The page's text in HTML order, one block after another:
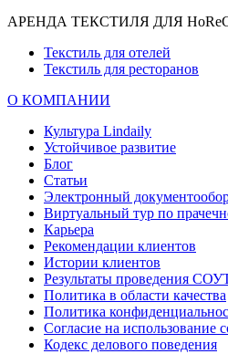
АРЕНДА ТЕКСТИЛЯ ДЛЯ
Текстиль для отелей
Текстиль для ресторанов
О КОМПАНИИ
Культура Lindaily
Устойчивое развитие
Блог
Статьи
Электронный
Виртуальный тур по
Карьера
Рекомендации клиентов
Истории клиентов
Результаты проведения
Политика в области качества
Политика
Согласие на использование
Кодекс делового поведения